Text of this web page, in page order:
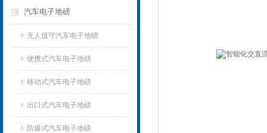
汽车电子地磅
无人值守汽车电子地磅
便携式汽车电子地磅
移动式汽车电子地磅
出口式汽车电子地磅
防爆式汽车电子地磅